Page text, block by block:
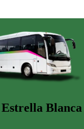
Blanca